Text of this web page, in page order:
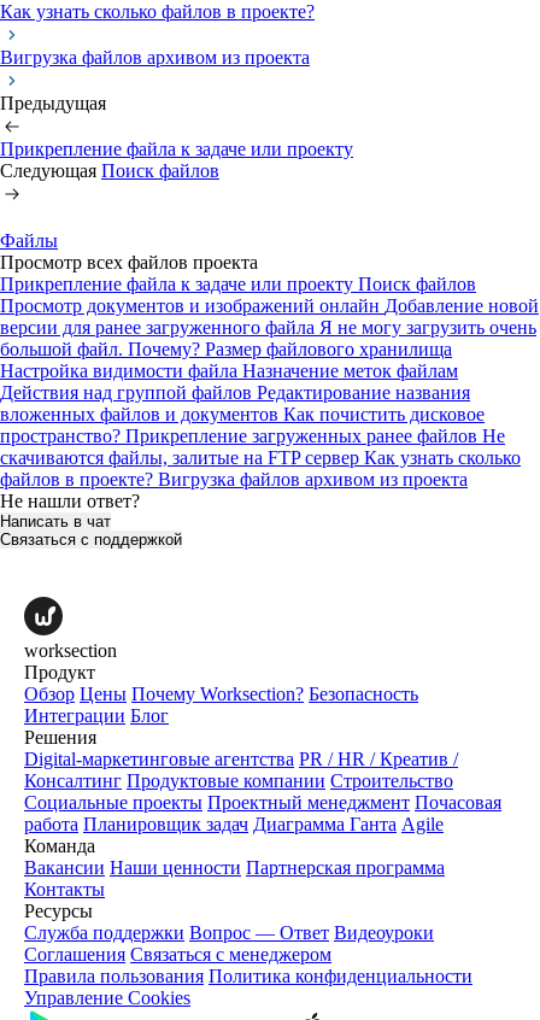
Как узнать сколько файлов в проекте?
Вигрузка файлов архивом из проекта
Предыдущая
Прикрепление файла к задаче или проекту
Следующая Поиск файлов
Файлы
Просмотр всех файлов проекта
Прикрепление файла к задаче или проекту Поиск файлов
Просмотр документов и изображений онлайн Добавление новой
версии для ранее загруженного файла Я не могу загрузить очень
большой файл. Почему? Размер файлового хранилища
Настройка видимости файла Назначение меток файлам
Действия над группой файлов Редактирование названия
вложенных файлов и документов Как почистить дисковое
пространство? Прикрепление загруженных ранее файлов Не
скачиваются файлы, залитые на FTP сервер Как узнать сколько
файлов в проекте? Вигрузка файлов архивом из проекта
Не нашли ответ?
Написать в чат
Связаться с поддержкой
worksection
Продукт
Обзор Цены Почему Worksection? Безопасность
Интеграции Блог
Решения
Digital-маркетинговые агентства PR / HR / Креатив /
Консалтинг Продуктовые компании Строительство
Социальные проекты Проектный менеджмент Почасовая
работа Планировщик задач Диаграмма Ганта Agile
Команда
Вакансии Наши ценности Партнерская программа
Контакты
Ресурсы
Служба поддержки Вопрос — Ответ Видеоуроки
Соглашения Связаться с менеджером
Правила пользования Политика конфиденциальности
Управление Cookies